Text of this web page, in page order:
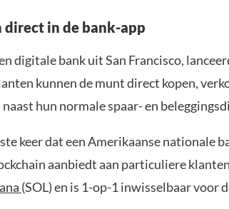
direct in de bank-app
digitale bank uit San Francisco,
kunnen de munt direct kopen,
hun normale spaar- en
keer dat een Amerikaanse nationale
aanbiedt aan particuliere
(SOL) en is 1-op-1 inwisselbaar voor